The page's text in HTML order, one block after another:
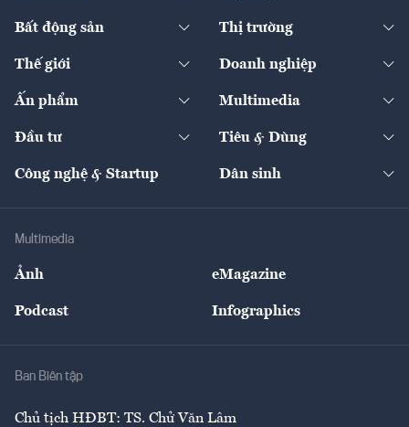
Diễn đàn
Bảo hiểm
Khung pháp lý
Sản phẩm - Thị trường
Start-up
Quản trị số
Bất động sản
Chính sách
Tư vấn
Thị trường
Thị trường
Nông sản
Thế giới
Kinh tế
Doanh nghiệp
Ấn phẩm
The Guide
Multimedia
Đầu tư Tiêu & Dùng
Giải trí
Công nghệ & Startup Dân sinh
Multimedia
Ảnh eMagazine
Podcast Infographics
Ban Biên tập
Chủ tịch HĐBT: TS. Chử Văn Lâm